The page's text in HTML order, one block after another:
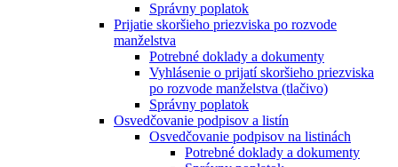
Správny poplatok
Prijatie skoršieho priezviska po rozvode
manželstva
Potrebné doklady a dokumenty
Vyhlásenie o prijatí skoršieho priezviska
po rozvode manželstva (tlačivo)
Správny poplatok
Osvedčovanie podpisov a listín
Osvedčovanie podpisov na listinách
Potrebné doklady a dokumenty